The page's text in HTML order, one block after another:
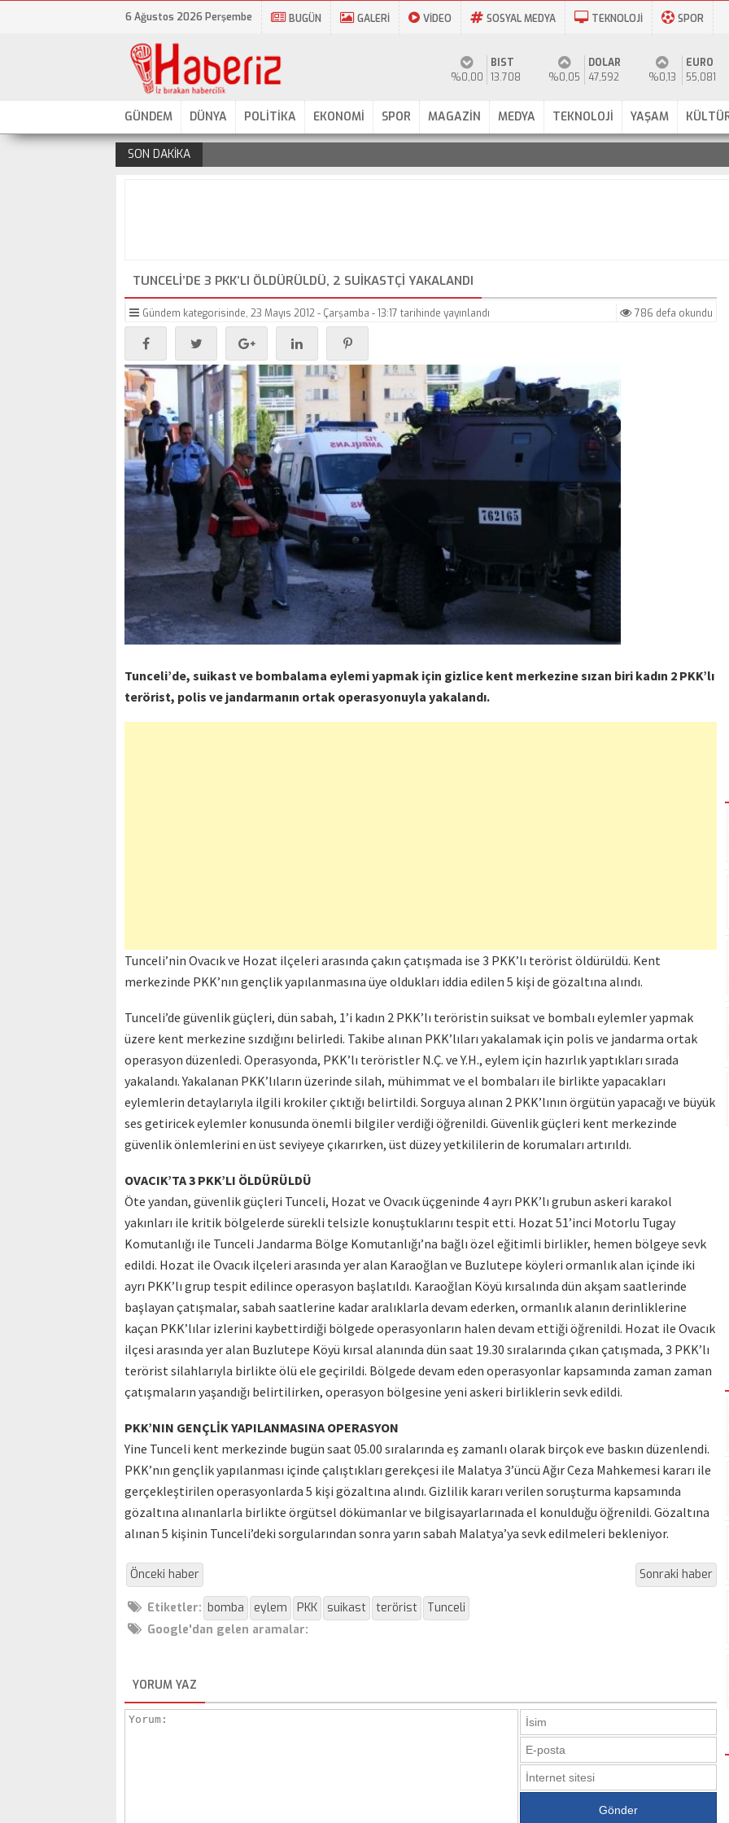
6 Ağustos 2026 Perşembe BUGÜN GALERİ VİDEO SOSYAL MEDYA TEKNOLOJİ SPOR
%0,00
BIST
13.708
%0,05
DOLAR
47,592
%0,13
EURO
55,081
GÜNDEM DÜNYA POLİTİKA EKONOMİ SPOR MAGAZİN MEDYA TEKNOLOJİ YAŞAM
SON DAKİKA
TUNCELI’DE 3 PKK’LI ÖLDÜRÜLDÜ, 2 SUIKASTÇI YAKALANDI
786 defa okundu
Gündem kategorisinde, 23 Mayıs 2012 - Çarşamba - 13:17 tarihinde yayınlandı
Tunceli’de, suikast ve bombalama eylemi yapmak için gizlice kent merkezine sızan biri kadın 2 PKK’lı
terörist, polis ve jandarmanın ortak operasyonuyla yakalandı.
Tunceli’nin Ovacık ve Hozat ilçeleri arasında çakın çatışmada ise 3 PKK’lı terörist öldürüldü. Kent
merkezinde PKK’nın gençlik yapılanmasına üye oldukları iddia edilen 5 kişi de gözaltına alındı.
Tunceli’de güvenlik güçleri, dün sabah, 1’i kadın 2 PKK’lı teröristin suiksat ve bombalı eylemler yapmak
üzere kent merkezine sızdığını belirledi. Takibe alınan PKK’lıları yakalamak için polis ve jandarma ortak
operasyon düzenledi. Operasyonda, PKK’lı teröristler N.Ç. ve Y.H., eylem için hazırlık yaptıkları sırada
yakalandı. Yakalanan PKK’lıların üzerinde silah, mühimmat ve el bombaları ile birlikte yapacakları
eylemlerin detaylarıyla ilgili krokiler çıktığı belirtildi. Sorguya alınan 2 PKK’lının örgütün yapacağı ve büyük
ses getiricek eylemler konusunda önemli bilgiler verdiği öğrenildi. Güvenlik güçleri kent merkezinde
güvenlik önlemlerini en üst seviyeye çıkarırken, üst düzey yetkililerin de korumaları artırıldı.
OVACIK’TA 3 PKK’LI ÖLDÜRÜLDÜ
Öte yandan, güvenlik güçleri Tunceli, Hozat ve Ovacık üçgeninde 4 ayrı PKK’lı grubun askeri karakol
yakınları ile kritik bölgelerde sürekli telsizle konuştuklarını tespit etti. Hozat 51’inci Motorlu Tugay
Komutanlığı ile Tunceli Jandarma Bölge Komutanlığı’na bağlı özel eğitimli birlikler, hemen bölgeye sevk
edildi. Hozat ile Ovacık ilçeleri arasında yer alan Karaoğlan ve Buzlutepe köyleri ormanlık alan içinde iki
ayrı PKK’lı grup tespit edilince operasyon başlatıldı. Karaoğlan Köyü kırsalında dün akşam saatlerinde
başlayan çatışmalar, sabah saatlerine kadar aralıklarla devam ederken, ormanlık alanın derinliklerine
kaçan PKK’lılar izlerini kaybettirdiği bölgede operasyonların halen devam ettiği öğrenildi. Hozat ile Ovacık
ilçesi arasında yer alan Buzlutepe Köyü kırsal alanında dün saat 19.30 sıralarında çıkan çatışmada, 3 PKK’lı
terörist silahlarıyla birlikte ölü ele geçirildi. Bölgede devam eden operasyonlar kapsamında zaman zaman
çatışmaların yaşandığı belirtilirken, operasyon bölgesine yeni askeri birliklerin sevk edildi.
PKK’NIN GENÇLİK YAPILANMASINA OPERASYON
Yine Tunceli kent merkezinde bugün saat 05.00 sıralarında eş zamanlı olarak birçok eve baskın düzenlendi.
PKK’nın gençlik yapılanması içinde çalıştıkları gerekçesi ile Malatya 3’üncü Ağır Ceza Mahkemesi kararı ile
gerçekleştirilen operasyonlarda 5 kişi gözaltına alındı. Gizlilik kararı verilen soruşturma kapsamında
gözaltına alınanlarla birlikte örgütsel dökümanlar ve bilgisayarlarınada el konulduğu öğrenildi. Gözaltına
alınan 5 kişinin Tunceli’deki sorgularından sonra yarın sabah Malatya’ya sevk edilmeleri bekleniyor.
Önceki haber Sonraki haber
Etiketler: bomba eylem PKK suikast terörist
Tunceli
Google'dan gelen aramalar:
YORUM YAZ